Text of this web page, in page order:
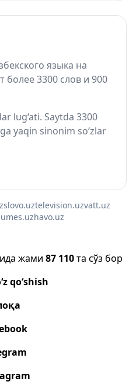
языка на
более 3300 слов и 900
lug‘ati. Saytda 3300
yaqin sinonim so‘zlar
slovo.uztelevision.uzvatt.uz
havo.uz
жами 87 110та сўз бор
qo‘shish